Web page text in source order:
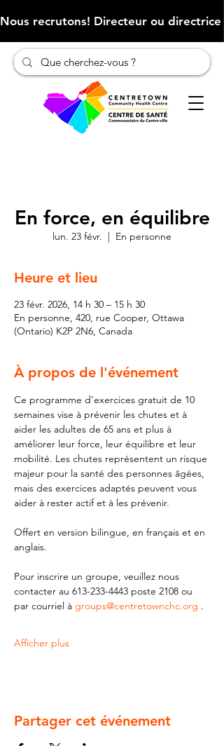
Nous recrutons! Directeur ou
En force, en équilibre
lun. 23 févr.
  |
En personne
Heure et lieu
23 févr. 2026, 14 h 30 – 15 h 30
En personne, 420, rue Cooper, Ottawa
(Ontario) K2P 2N6, Canada
À propos de l'événement
Ce programme d'exercices gratuit de 10
semaines vise à prévenir les chutes et à
aider les adultes de 65 ans et plus à
améliorer leur force, leur équilibre et leur
mobilité. Les chutes représentent un risque
majeur pour la santé des personnes âgées,
mais des exercices adaptés peuvent vous
aider à rester actif et à les prévenir.
Offert en version bilingue, en français et en
anglais.
Pour inscrire un groupe, veuillez nous
contacter au 613-233-4443 poste 2108 ou
par courriel à groups@centretownchc.org .
Afficher plus
Partager cet événement